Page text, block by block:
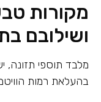
ושילובם
מלבד תוספי תזונה,
בהעלאת רמות